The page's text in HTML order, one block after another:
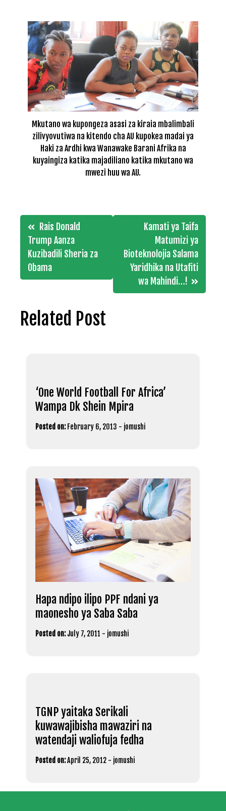
Mkutano wa kupongeza asasi za kiraia mbalimbali
zilivyovutiwa na kitendo cha AU kupokea madai ya
Haki za Ardhi kwa Wanawake Barani Afrika na
kuyaingiza katika majadiliano katika mkutano wa
mwezi huu wa AU.
Post
navigation
Rais Donald
Trump Aanza
Kuzibadili Sheria za
Obama
Kamati ya Taifa
Matumizi ya
Bioteknolojia Salama
Yaridhika na Utafiti
wa Mahindi…!
Related Post
‘One World Football For Africa’
Wampa Dk Shein Mpira
Posted on: February 6, 2013 - jomushi
Hapa ndipo ilipo PPF ndani ya
maonesho ya Saba Saba
Posted on: July 7, 2011 - jomushi
TGNP yaitaka Serikali
kuwawajibisha mawaziri na
watendaji waliofuja fedha
Posted on:April 25, 2012 - jomushi